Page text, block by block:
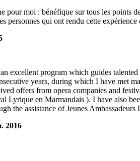
pour moi : bénéfique sur tous les points
personnes qui ont rendu cette
excellent program which guides
years, during which I have met
offers from opera companies and
Lyrique en Marmandais ). I have also
the assistance of Jeunes Ambassadeurs
2016